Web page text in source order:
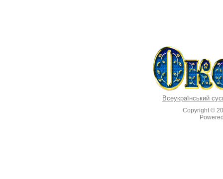
Всеукраїнський
Copyright ©